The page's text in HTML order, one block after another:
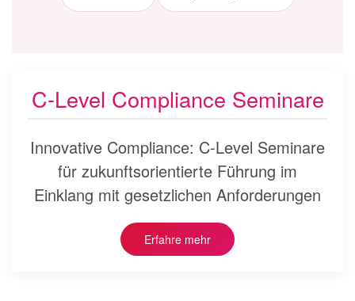
C-Level Compliance Seminare
Innovative Compliance: C-Level Seminare
für zukunftsorientierte Führung im
Einklang mit gesetzlichen Anforderungen
Erfahre mehr